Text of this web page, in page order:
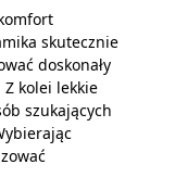
skutecznie
doskonały
kolei lekkie
szukających